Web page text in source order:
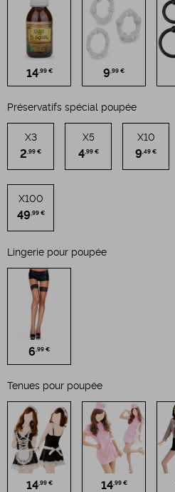
14,99 € 9,99 €
Préservatifs spécial poupée
X3
2 ,99 €
X5
4 ,99 €
X10
9 ,49 €
X100
49 ,99 €
Lingerie pour poupée
6,99 €
Tenues pour poupée
14,99 € 14,99 €